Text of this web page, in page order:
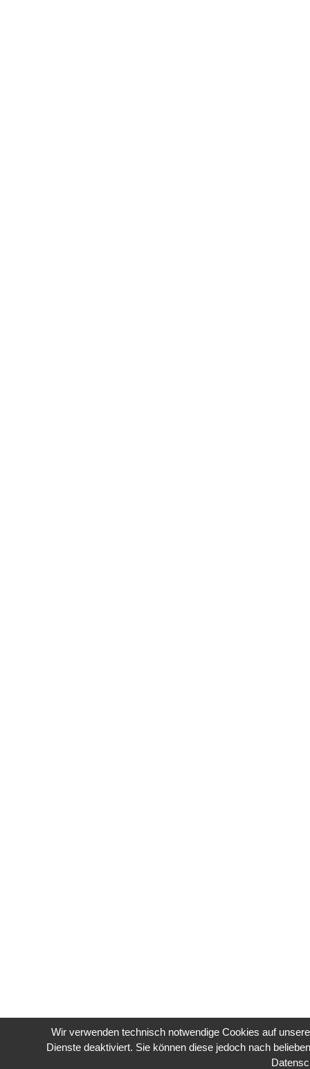
Wir verwenden technisch notwendige Cookies auf
Dienste deaktiviert. Sie können diese jedoch nach